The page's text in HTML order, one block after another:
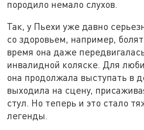
породило немало слухов.
Так, у Пьехи уже давно
со здоровьем, например,
время она даже
инвалидной коляске. Для
она продолжала выступать в
выходила на сцену,
стул. Но теперь и это стало
легенды.